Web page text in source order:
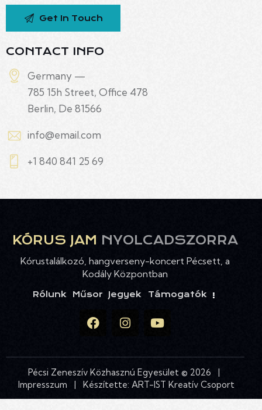
CONTACT INFO
Germany —
785 15h Street, Office 478
Berlin, De 81566
info@email.com
+1 840 841 25 69
KÓRUS JAM NYOLCADSZORRA
Kórustalálkozó, hangverseny-koncert Pécsett, a
Kodály Központban
Rólunk Műsor Jegyek Támogatók
Pécsi Zeneszív Közhasznú Egyesület © 2026 |
Impresszum | Készítette: ART-IST Kreatív Csoport